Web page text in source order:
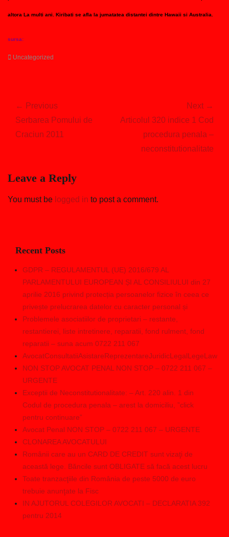
altora La multi ani. Kiribati se afla la jumatatea distantei dintre Hawaii si Australia.
sursa:
Categories
Uncategorized
navigation
← Previous
Previous
post:
Serbarea Pomului de
Craciun 2011
Next →
Next
Articolul 320 indice 1 Cod
procedura penala –
neconstitutionalitate
Leave a Reply
You must be logged in to post a comment.
Recent Posts
GDPR – REGULAMENTUL (UE) 2016/679 AL
PARLAMENTULUI EUROPEAN ȘI AL CONSILIULUI din 27
aprilie 2016 privind protecția persoanelor fizice în ceea ce
privește prelucrarea datelor cu caracter personal și
Problemele asociatiilor de proprietari – restante,
restantierei, liste intretinere, reparatii, fond rulment, fond
reparatii – suna acum 0722 211 067
AvocatConsultatiiAsistareReprezentareJuridicLegalLegeLaw
NON STOP AVOCAT PENAL NON STOP – 0722 211 067 –
URGENTE
Exceptii de Neconstitutionalitate: – Art. 220 alin. 1 din
Codul de procedura penala – arest la domiciliu, ”click
pentru continuare”
Avocat Penal NON STOP – 0722 211 067 – URGENTE
CLONAREA AVOCATULUI
Românii care au un CARD DE CREDIT sunt vizaţi de
această lege. Băncile sunt OBLIGATE să facă acest lucru
Toate tranzacţiile din România de peste 5000 de euro
trebuie anunţate la Fisc
IN AJUTORUL COLEGILOR AVOCATI – DECLARATIA 392
pentru 2014